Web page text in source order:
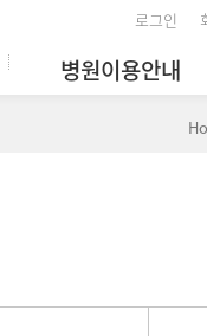
로그인
병원이용안내